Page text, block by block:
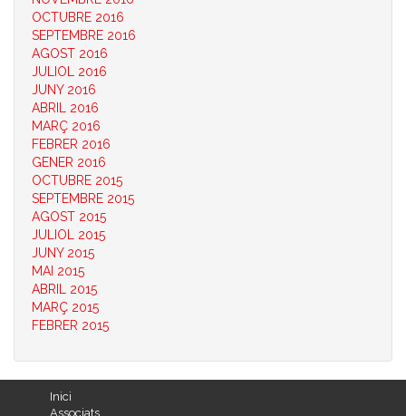
OCTUBRE 2016
SEPTEMBRE 2016
AGOST 2016
JULIOL 2016
JUNY 2016
ABRIL 2016
MARÇ 2016
FEBRER 2016
GENER 2016
OCTUBRE 2015
SEPTEMBRE 2015
AGOST 2015
JULIOL 2015
JUNY 2015
MAI 2015
ABRIL 2015
MARÇ 2015
FEBRER 2015
Inici
Associats